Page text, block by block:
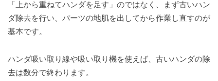
「上から重ねてハンダを足す」のではなく、まず古いハン
ダ除去を行い、パーツの地肌を出してから作業し直すのが
基本です。
ハンダ吸い取り線や吸い取り機を使えば、古いハンダの除
去は数分で終わります。